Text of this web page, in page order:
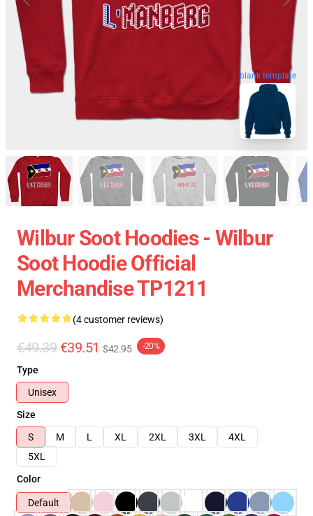
blank template
Wilbur Soot Hoodies - Wilbur
Soot Hoodie Official
Merchandise TP1211
(4 customer reviews)
€49.39 €39.51 $42.95 -20%
Type
Unisex
Size
S
M L XL 2XL 3XL
4XL
5XL
Color
Default